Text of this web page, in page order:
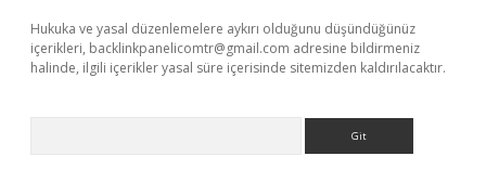
Hukuka ve yasal düzenlemelere aykırı olduğunu düşündüğünüz
içerikleri, backlinkpanelicomtr@gmail.com adresine bildirmeniz
halinde, ilgili içerikler yasal süre içerisinde sitemizden kaldırılacaktır.